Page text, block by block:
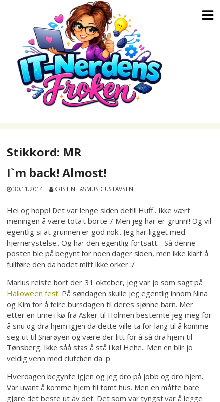
Stikkord: MR
I`m back! Almost!
30.11.2014 KRISTINE ASMUS GUSTAVSEN
Hei og hopp! Det var lenge siden det!!! Huff.. Ikke vært
meningen å være totalt borte :/ Men jeg har en grunn!! Og vil
egentlig si at grunnen er god nok.. Jeg har ligget med
hjernerystelse.. Og har den egentlig fortsatt… Så denne
posten ble på begynt for noen dager siden, men ikke klart å
fullføre den da hodet mitt ikke orker :/
Marius reiste bort den 31 oktober, jeg var jo som sagt på
Halloween fest. På søndagen skulle jeg egentlig innom Nina
og Kim for å feire bursdagen til deres sjønne barn. Men
etter en time i kø fra Asker til Holmen bestemte jeg meg for
å snu og dra hjem igjen da dette ville ta for lang til å komme
seg ut til Snarøyen og være der litt for å så dra hjem til
Tønsberg. Ikke såå stas å stå i kø! Hehe.. Men en blir jo
veldig venn med clutchen da :p
Hverdagen begynte igjen og jeg dro på jobb og dro hjem.
Var uvant å komme hjem til tomt hus. Men en måtte bare
gjøre det beste ut av det. Det som var tyngst var å legge